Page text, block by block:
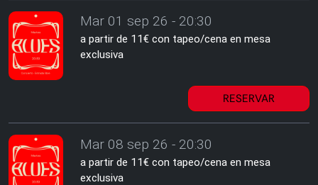
Mar 01 sep 26 - 20:30
a partir de 11€ con tapeo/cena en mesa
exclusiva
RESERVAR
Mar 08 sep 26 - 20:30
a partir de 11€ con tapeo/cena en mesa
exclusiva